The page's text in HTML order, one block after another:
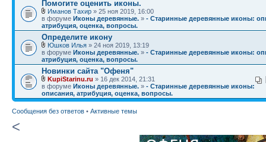
Помогите оценить иконы.
Иманов Тахир » 25 ноя 2019, 16:00
в форуме Иконы деревянные. » - Старинные деревянные иконы:
атрибуция, оценка, вопросы.
Определите икону
Юшков Илья » 24 ноя 2019, 13:19
в форуме Иконы деревянные. » - Старинные деревянные иконы:
атрибуция, оценка, вопросы.
Новинки сайта "Офеня"
KupiStarinu.ru » 16 дек 2014, 21:31
в форуме Иконы деревянные. » - Старинные деревянные иконы:
описания, атрибуция, оценка, вопросы.
Сообщения без ответов • Активные темы
<